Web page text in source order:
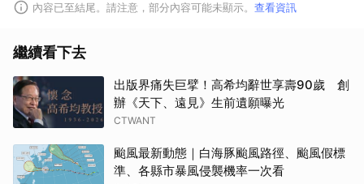
內容已至結尾。請注意，部分內容可能未顯示。 查看資訊
繼續看下去
出版界痛失巨擘！高希均辭世享壽90歲 創
辦《天下、遠見》生前遺願曝光
CTWANT
颱風最新動態｜白海豚颱風路徑、颱風假標
準、各縣市暴風侵襲機率一次看